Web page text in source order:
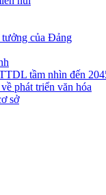
tưởng của Đảng
tầm nhìn đến
phát triển văn hóa
sở